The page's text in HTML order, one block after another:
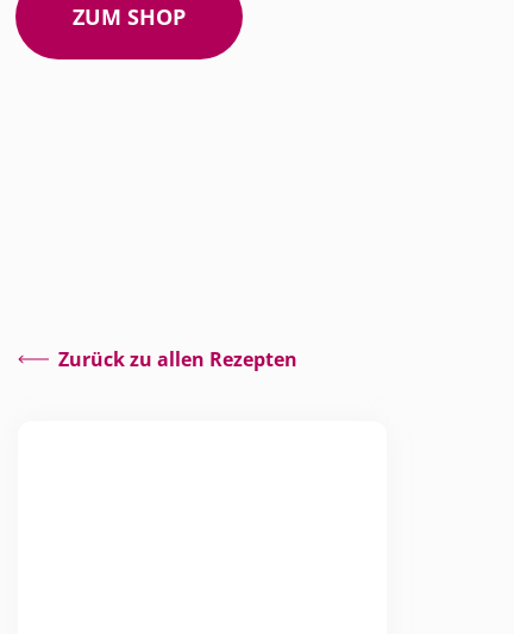
ZUM SHOP
Zurück zu allen Rezepten